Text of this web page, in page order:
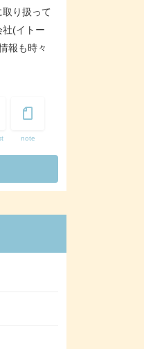
り扱って
社(イトー
報も時々
note